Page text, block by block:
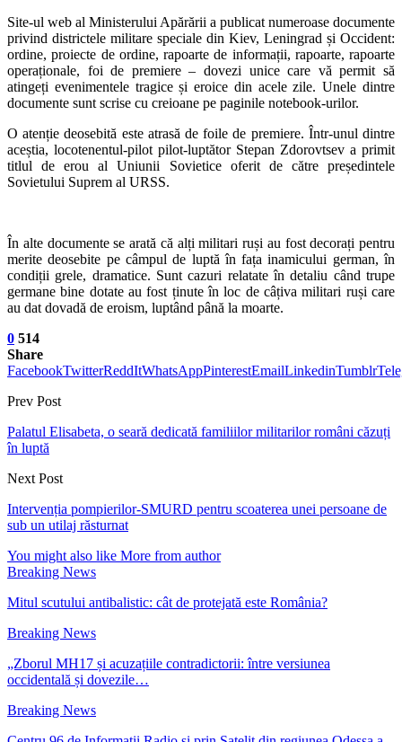
Site-ul web al Ministerului Apărării a publicat numeroase documente
privind districtele militare speciale din Kiev, Leningrad și Occident:
ordine, proiecte de ordine, rapoarte de informații, rapoarte, rapoarte
operaționale, foi de premiere – dovezi unice care vă permit să
atingeți evenimentele tragice și eroice din acele zile. Unele dintre
documente sunt scrise cu creioane pe paginile notebook-urilor.
O atenție deosebită este atrasă de foile de premiere. Într-unul dintre
aceștia, locotenentul-pilot pilot-luptător Stepan Zdorovtsev a primit
titlul de erou al Uniunii Sovietice oferit de către președintele
Sovietului Suprem al URSS.
În alte documente se arată că alți militari ruși au fost decorați pentru
merite deosebite pe câmpul de luptă în fața inamicului german, în
condiții grele, dramatice. Sunt cazuri relatate în detaliu când trupe
germane bine dotate au fost ținute în loc de câțiva militari ruși care
au dat dovadă de eroism, luptând până la moarte.
0 514
Share
FacebookTwitterReddItWhatsAppPinterestEmailLinkedinTumblr
Prev Post
Palatul Elisabeta, o seară dedicată familiilor militarilor români căzuți
în luptă
Next Post
Intervenția pompierilor-SMURD pentru scoaterea unei persoane de
sub un utilaj răsturnat
You might also like More from author
Breaking News
Mitul scutului antibalistic: cât de protejată este România?
Breaking News
„Zborul MH17 și acuzațiile contradictorii: între versiunea
occidentală și dovezile…
Breaking News